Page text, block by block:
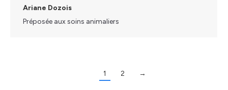
Ariane Dozois
Préposée aux soins animaliers
1 2 →